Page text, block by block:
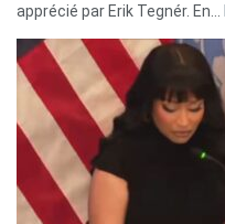
apprécié par Erik Tegnér. En…